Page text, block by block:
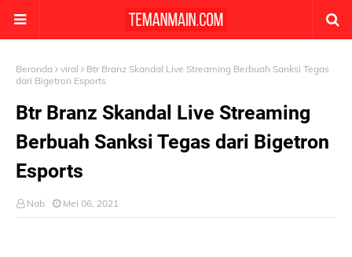
Beranda viral
Btr Branz Skandal Live Streaming Berbuah Sanksi Tegas
dari Bigetron Esports
Btr Branz Skandal Live Streaming
Berbuah Sanksi Tegas dari Bigetron
Esports
Nab Mei 06, 2021